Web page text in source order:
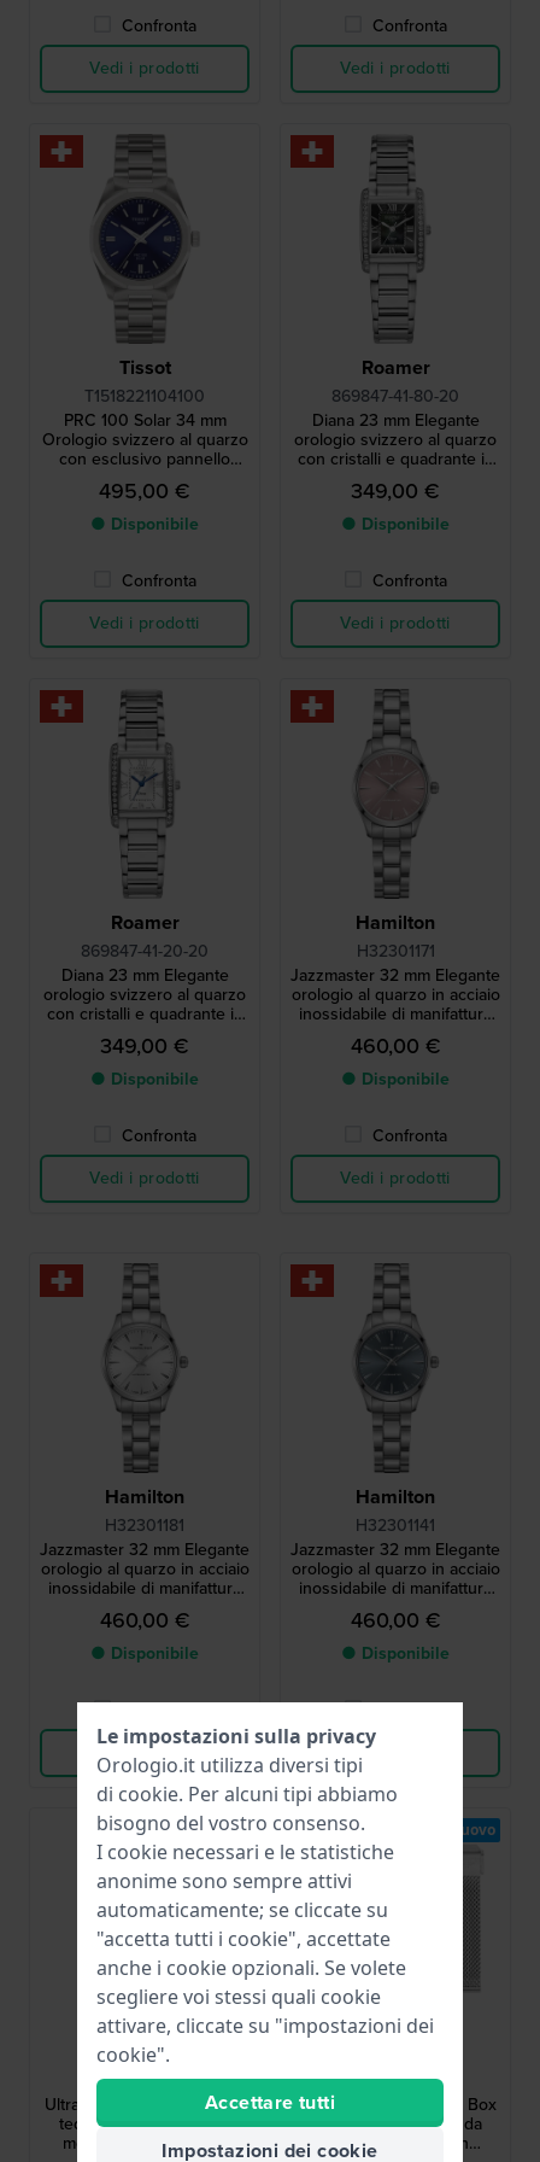
Confronta
Vedi i prodotti
Confronta
Vedi i prodotti
Tissot
T1518221104100
PRC 100 Solar 34 mm
Orologio svizzero al quarzo
con esclusivo pannello
solare in cristallo
495,00 €
● Disponibile
Confronta
Vedi i prodotti
Roamer
869847-41-80-20
Diana 23 mm Elegante
orologio svizzero al quarzo
con cristalli e quadrante in
madreperla
349,00 €
● Disponibile
Confronta
Vedi i prodotti
Roamer
869847-41-20-20
Diana 23 mm Elegante
orologio svizzero al quarzo
con cristalli e quadrante in
madreperla
349,00 €
● Disponibile
Confronta
Vedi i prodotti
Hamilton
H32301171
Jazzmaster 32 mm Elegante
orologio al quarzo in acciaio
inossidabile di manifattura
svizzera
460,00 €
● Disponibile
Confronta
Vedi i prodotti
Hamilton
H32301181
Jazzmaster 32 mm Elegante
orologio al quarzo in acciaio
inossidabile di manifattura
svizzera
460,00 €
● Disponibile
Confronta
Vedi i prodotti
Hamilton
H32301141
Jazzmaster 32 mm Elegante
orologio al quarzo in acciaio
inossidabile di manifattura
svizzera
460,00 €
● Disponibile
Confronta
Vedi i prodotti
Zeppelin
8639M-3
Ultramarin 36 mm Orologio
tedesco con fasi lunari,
movimento svizzero e
Nuovo
989847-41-20-05
Valais Interchangeable Box
Set 32 mm Orologio da
donna svizzero con
Nuovo
Le impostazioni sulla privacy
Orologio.it utilizza diversi tipi
di cookie. Per alcuni tipi abbiamo
bisogno del vostro consenso.
I cookie necessari e le statistiche
anonime sono sempre attivi
automaticamente; se cliccate su
"accetta tutti i cookie", accettate
anche i cookie opzionali. Se volete
scegliere voi stessi quali cookie
attivare, cliccate su "impostazioni dei
cookie".
Accettare tutti
Impostazioni dei cookie